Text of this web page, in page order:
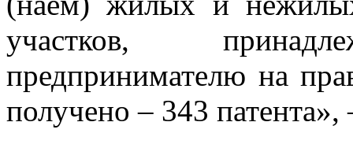
участков,
предпринимателю на
получено – 343